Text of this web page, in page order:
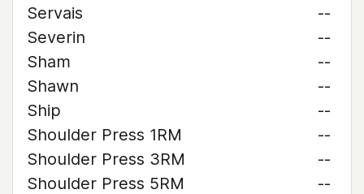
Servais
--
Severin
--
Sham
--
Shawn
--
Ship
--
Shoulder Press 1RM
--
Shoulder Press 3RM
--
Shoulder Press 5RM
--